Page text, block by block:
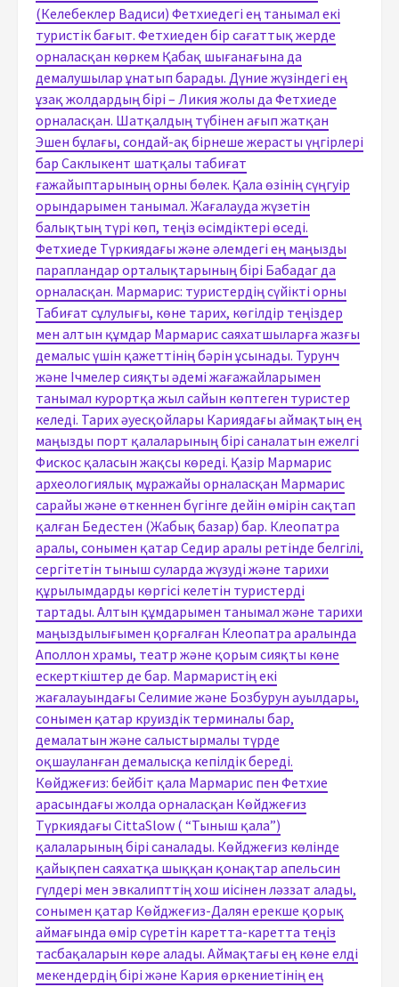
(Келебеклер Вадиси) Фетхиедегі ең танымал екі
туристік бағыт. Фетхиеден бір сағаттық жерде
орналасқан көркем Қабақ шығанағына да
демалушылар ұнатып барады. Дүние жүзіндегі ең
ұзақ жолдардың бірі – Ликия жолы да Фетхиеде
орналасқан. Шатқалдың түбінен ағып жатқан
Эшен бұлағы, сондай-ақ бірнеше жерасты үңгірлері
бар Саклыкент шатқалы табиғат
ғажайыптарының орны бөлек. Қала өзінің сүңгуір
орындарымен танымал. Жағалауда жүзетін
балықтың түрі көп, теңіз өсімдіктері өседі.
Фетхиеде Түркиядағы және әлемдегі ең маңызды
парапландар орталықтарының бірі Бабадаг да
орналасқан. Мармарис: туристердің сүйікті орны
Табиғат сұлулығы, көне тарих, көгілдір теңіздер
мен алтын құмдар Мармарис саяхатшыларға жазғы
демалыс үшін қажеттінің бәрін ұсынады. Турунч
және Ічмелер сияқты әдемі жағажайларымен
танымал курортқа жыл сайын көптеген туристер
келеді. Тарих әуесқойлары Кариядағы аймақтың ең
маңызды порт қалаларының бірі саналатын ежелгі
Фискос қаласын жақсы көреді. Қазір Мармарис
археологиялық мұражайы орналасқан Мармарис
сарайы және өткеннен бүгінге дейін өмірін сақтап
қалған Бедестен (Жабық базар) бар. Клеопатра
аралы, сонымен қатар Седир аралы ретінде белгілі,
сергітетін тыныш суларда жүзуді және тарихи
құрылымдарды көргісі келетін туристерді
тартады. Алтын құмдарымен танымал және тарихи
маңыздылығымен қорғалған Клеопатра аралында
Аполлон храмы, театр және қорым сияқты көне
ескерткіштер де бар. Мармаристің екі
жағалауындағы Селимие және Бозбурун ауылдары,
сонымен қатар круиздік терминалы бар,
демалатын және салыстырмалы түрде
оқшауланған демалысқа кепілдік береді.
Көйджеғиз: бейбіт қала Мармарис пен Фетхие
арасындағы жолда орналасқан Көйджеғиз
Түркиядағы CittaSlow ( “Тыныш қала”)
қалаларының бірі саналады. Көйджеғиз көлінде
қайықпен саяхатқа шыққан қонақтар апельсин
гүлдері мен эвкалипттің хош иісінен ләззат алады,
сонымен қатар Көйджеғиз-Далян ерекше қорық
аймағында өмір сүретін каретта-каретта теңіз
тасбақаларын көре алады. Аймақтағы ең көне елді
мекендердің бірі және Кария өркениетінің ең